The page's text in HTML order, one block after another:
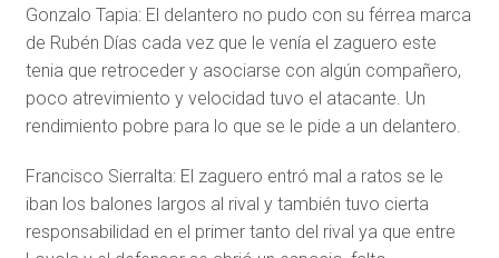
Gonzalo Tapia: El delantero no pudo con su férrea marca
de Rubén Días cada vez que le venía el zaguero este
tenia que retroceder y asociarse con algún compañero,
poco atrevimiento y velocidad tuvo el atacante. Un
rendimiento pobre para lo que se le pide a un delantero.
Francisco Sierralta: El zaguero entró mal a ratos se le
iban los balones largos al rival y también tuvo cierta
responsabilidad en el primer tanto del rival ya que entre